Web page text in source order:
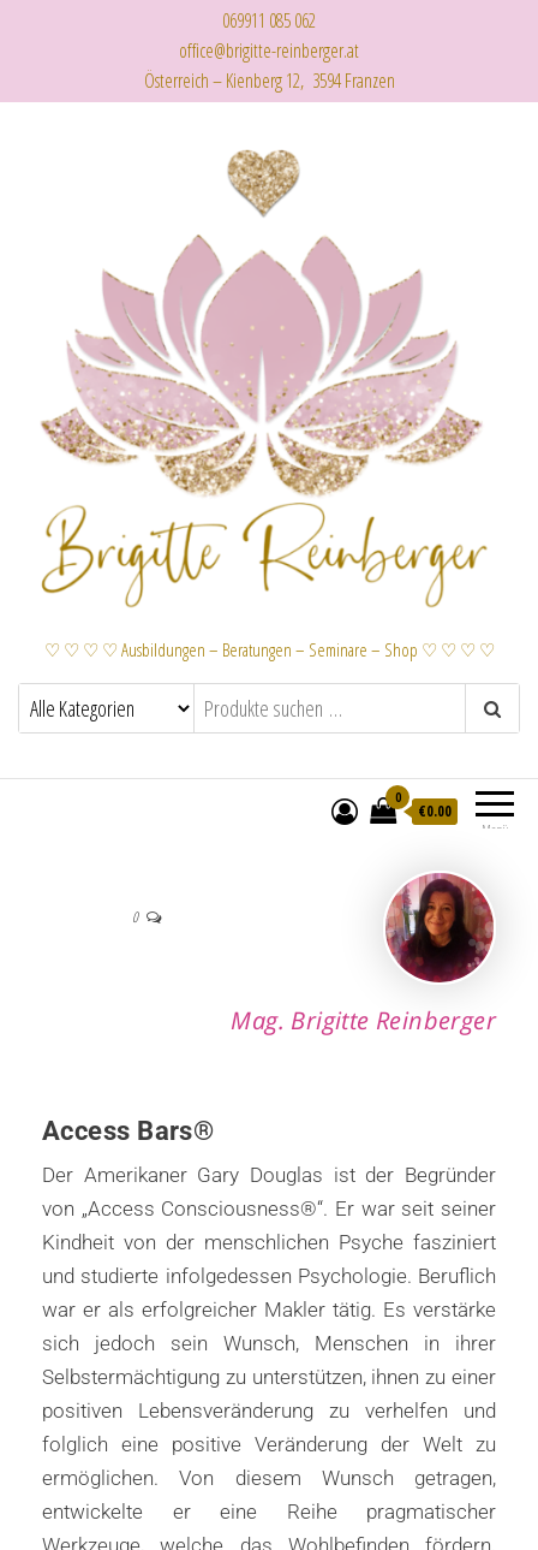
069911 085 062
office@brigitte-reinberger.at
Österreich – Kienberg 12, 3594 Franzen
♡ ♡ ♡ ♡ Ausbildungen – Beratungen – Seminare – Shop ♡ ♡ ♡ ♡
Menü
0
€0.00
0
Mag. Brigitte Reinberger
Access Bars®
Der Amerikaner Gary Douglas ist der Begründer
von „Access Consciousness®“. Er war seit seiner
Kindheit von der menschlichen Psyche fasziniert
und studierte infolgedessen Psychologie. Beruflich
war er als erfolgreicher Makler tätig. Es verstärke
sich jedoch sein Wunsch, Menschen in ihrer
Selbstermächtigung zu unterstützen, ihnen zu einer
positiven Lebensveränderung zu verhelfen und
folglich eine positive Veränderung der Welt zu
ermöglichen. Von diesem Wunsch getragen,
entwickelte er eine Reihe pragmatischer
Werkzeuge, welche das Wohlbefinden fördern.